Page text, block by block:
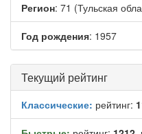
Регион: 71 (Тульская
Год рождения: 1957
Текущий рейтинг
Классические: рейтинг: